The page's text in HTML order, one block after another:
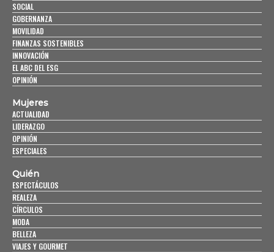
SOCIAL
GOBERNANZA
MOVILIDAD
FINANZAS SOSTENIBLES
INNOVACIÓN
EL ABC DEL ESG
OPINIÓN
Mujeres
ACTUALIDAD
LIDERAZGO
OPINIÓN
ESPECIALES
Quién
ESPECTÁCULOS
REALEZA
CÍRCULOS
MODA
BELLEZA
VIAJES Y GOURMET